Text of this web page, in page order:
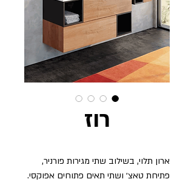
רוז
ארון תלוי, בשילוב שתי מגירות פורניר,
פתיחת טאצ׳ ושתי תאים פתוחים אפוקסי.